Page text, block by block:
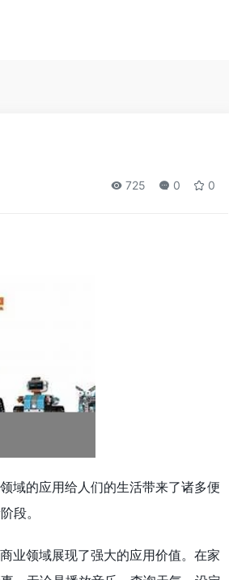
725 0 0
域的应用给人们的生活带来了诸多便
段。
业领域展现了强大的应用价值。在家